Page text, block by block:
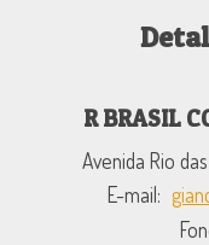
R BRASIL
Avenida Rio
E-mail: